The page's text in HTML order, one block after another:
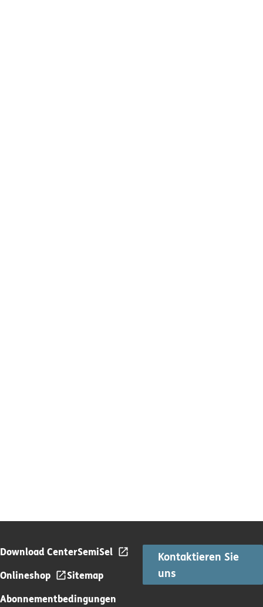
Download CenterSemiSel
Onlineshop
Sitemap
Abonnementbedingungen
Kontaktieren Sie
uns